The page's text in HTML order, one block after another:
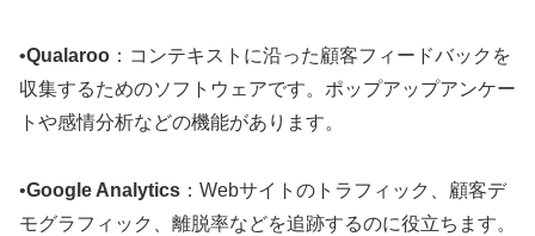
•Qualaroo ：コンテキストに沿った顧客フィードバックを
収集するためのソフトウェアです。ポップアップアンケー
トや感情分析などの機能があります。
•Google Analytics ：Webサイトのトラフィック、顧客デ
モグラフィック、離脱率などを追跡するのに役立ちます。